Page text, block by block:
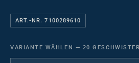
ART.-NR. 7100289610
VARIANTE WÄHLEN — 20